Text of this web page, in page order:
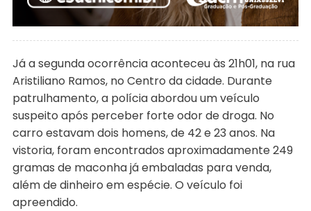
Já a segunda ocorrência aconteceu às 21h01, na rua
Aristiliano Ramos, no Centro da cidade. Durante
patrulhamento, a polícia abordou um veículo
suspeito após perceber forte odor de droga. No
carro estavam dois homens, de 42 e 23 anos. Na
vistoria, foram encontrados aproximadamente 249
gramas de maconha já embaladas para venda,
além de dinheiro em espécie. O veículo foi
apreendido.